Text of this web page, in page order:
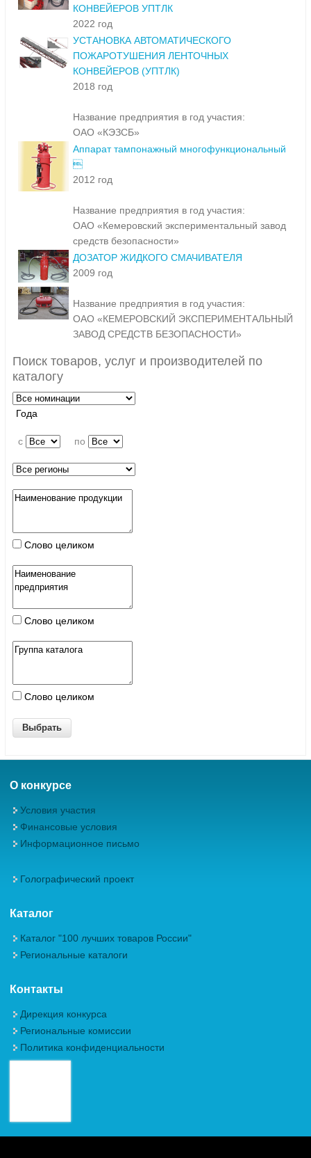
КОНВЕЙЕРОВ УПТЛК
2022 год
УСТАНОВКА АВТОМАТИЧЕСКОГО
ПОЖАРОТУШЕНИЯ ЛЕНТОЧНЫХ
КОНВЕЙЕРОВ (УПТЛК)
2018 год
Название предприятия в год участия:
ОАО «КЭЗСБ»
Аппарат тампонажный многофункциональный

2012 год
Название предприятия в год участия:
ОАО «Кемеровский экспериментальный завод
средств безопасности»
ДОЗАТОР ЖИДКОГО СМАЧИВАТЕЛЯ
2009 год
Название предприятия в год участия:
ОАО «КЕМЕРОВСКИЙ ЭКСПЕРИМЕНТАЛЬНЫЙ
ЗАВОД СРЕДСТВ БЕЗОПАСНОСТИ»
Поиск товаров, услуг и производителей по
каталогу
Года
c по
Слово целиком
Слово целиком
Слово целиком
О конкурсе
Условия участия
Финансовые условия
Информационное письмо
Голографический проект
Каталог
Каталог "100 лучших товаров России"
Региональные каталоги
Контакты
Дирекция конкурса
Региональные комиссии
Политика конфиденциальности